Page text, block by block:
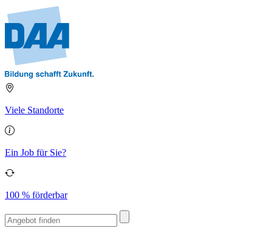
Viele Standorte
Ein Job für Sie?
100 % förderbar